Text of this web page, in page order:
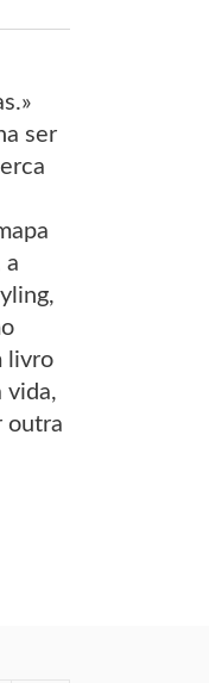
ser
a
livro
vida,
outra